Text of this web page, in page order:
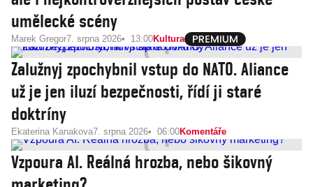
umělecké scény
Marek Gregor7. srpna 2026 13:00Kultura
Zalužnyj zpochybnil vstup do NATO. Aliance
už je jen iluzí bezpečnosti, řídí ji staré
doktríny
Ekaterina Kanakova7. srpna 2026 06:00Komentáře
Vzpoura AI. Reálná hrozba, nebo šikovný